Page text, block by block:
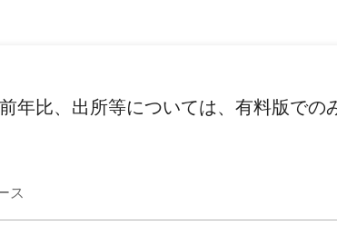
年比、出所等については、有料版での
ス